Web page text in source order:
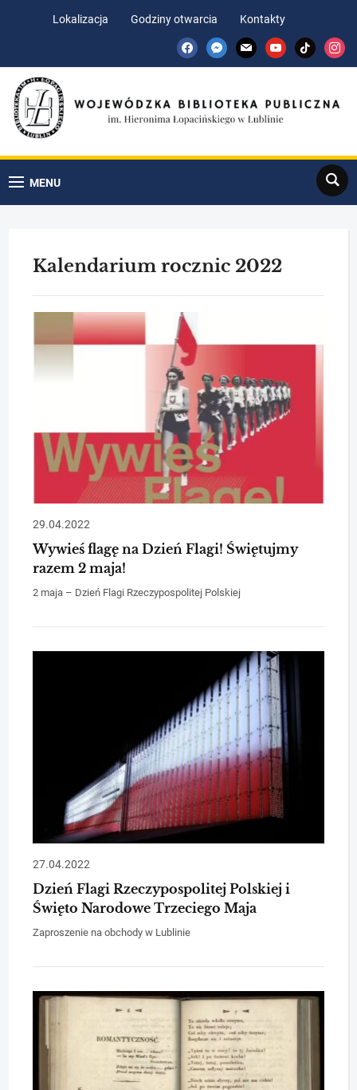
Lokalizacja Godziny otwarcia
Kontakty
facebookmessenger
mail youtubetiktok
MENU
Search
Kalendarium rocznic 2022
29.04.2022
Wywieś flagę na Dzień Flagi! Świętujmy
razem 2 maja!
2 maja – Dzień Flagi Rzeczypospolitej Polskiej
27.04.2022
Dzień Flagi Rzeczypospolitej Polskiej i
Święto Narodowe Trzeciego Maja
Zaproszenie na obchody w Lublinie